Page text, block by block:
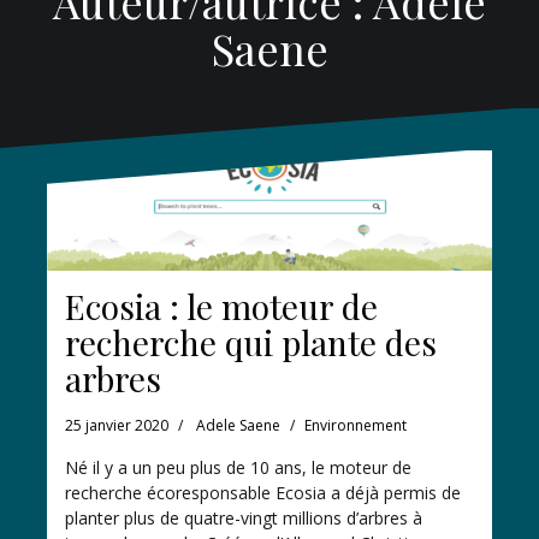
Saene
Ecosia : le moteur de
recherche qui plante des
arbres
25 janvier 2020 Adele Saene Environnement
Né il y a un peu plus de 10 ans, le moteur de
recherche écoresponsable Ecosia a déjà permis de
planter plus de quatre-vingt millions d’arbres à